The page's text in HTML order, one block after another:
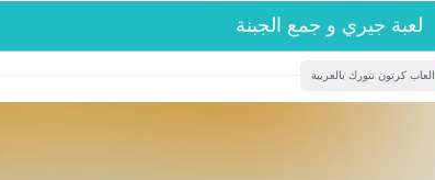
لعبة جيري و جمع الجبنة
العاب كرتون نتورك بالعربية